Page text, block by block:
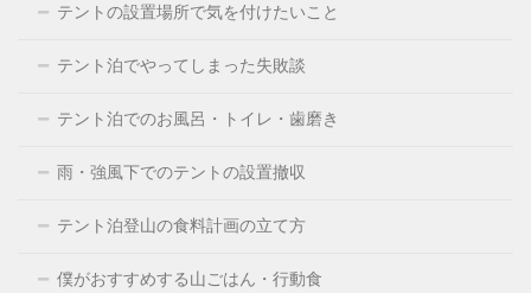
テントの設置場所で気を付けたいこと
テント泊でやってしまった失敗談
テント泊でのお風呂・トイレ・歯磨き
雨・強風下でのテントの設置撤収
テント泊登山の食料計画の立て方
僕がおすすめする山ごはん・行動食